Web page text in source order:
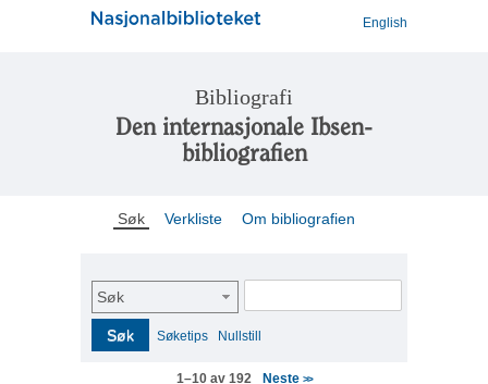
English
Bibliografi
Den internasjonale Ibsen-
bibliografien
Søk Verkliste Om bibliografien
Søk
Søk Søketips Nullstill
1–10 av 192 Neste >>